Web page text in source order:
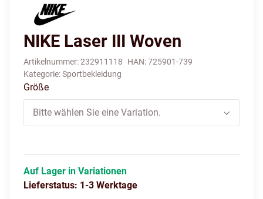
NIKE Laser III Woven
Artikelnummer:232911118 HAN:725901-739
Kategorie:Sportbekleidung
Größe
Bitte wählen Sie eine Variation.
Auf Lager in Variationen
Lieferstatus: 1-3 Werktage